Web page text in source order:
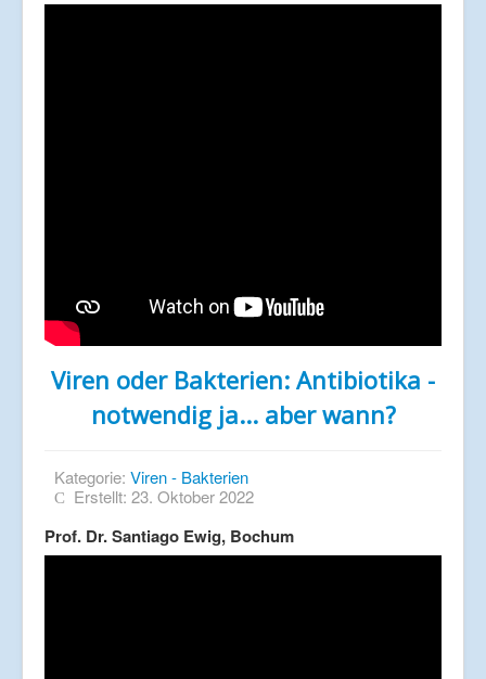
Viren oder Bakterien: Antibiotika -
notwendig ja... aber wann?
Kategorie: Viren - Bakterien
Erstellt: 23. Oktober 2022
Prof. Dr. Santiago Ewig, Bochum